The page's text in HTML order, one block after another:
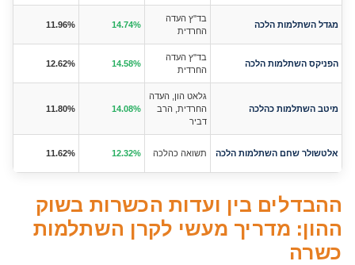
מגדל השתלמות הלכה
בד"ץ העדה
החרדית
14.74%
11.96%
הפניקס השתלמות הלכה
בד"ץ העדה
החרדית
14.58%
12.62%
מיטב השתלמות כהלכה
גלאט הון, העדה
החרדית, הרב
דביר
14.08%
11.80%
אלטשולר שחם השתלמות הלכה תשואה כהלכה 12.32%
11.62%
ההבדלים בין ועדות הכשרות בשוק
ההון: מדריך מעשי לקרן השתלמות
כשרה